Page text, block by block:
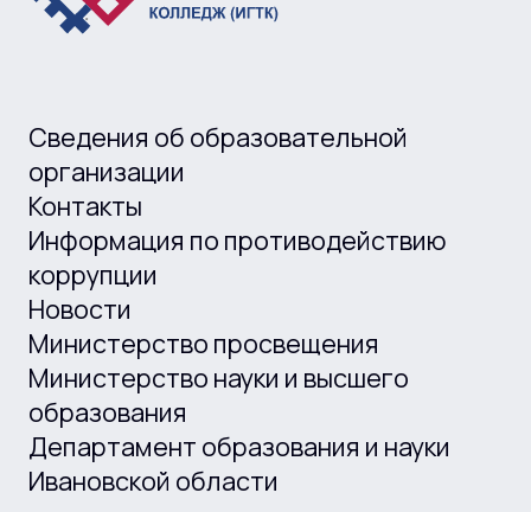
Сведения об образовательной
организации
Контакты
Информация по противодействию
коррупции
Новости
Министерство просвещения
Министерство науки и высшего
образования
Департамент образования и науки
Ивановской области